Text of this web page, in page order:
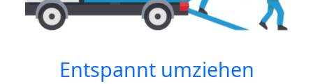
Entspannt umziehen